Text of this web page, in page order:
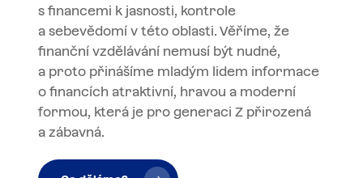
s financemi k jasnosti, kontrole
a sebevědomí v této oblasti. Věříme, že
finanční vzdělávání nemusí být nudné,
a proto přinášíme mladým lidem informace
o financích atraktivní, hravou a moderní
formou, která je pro generaci Z přirozená
a zábavná.